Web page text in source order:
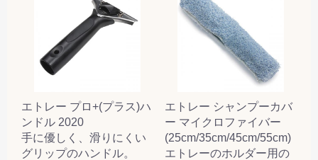
エトレー プロ+(プラス)ハ
ンドル 2020
手に優しく、滑りにくい
グリップのハンドル。
エトレー シャンプーカバ
ー マイクロファイバー
(25cm/35cm/45cm/55cm)
エトレーのホルダー用の